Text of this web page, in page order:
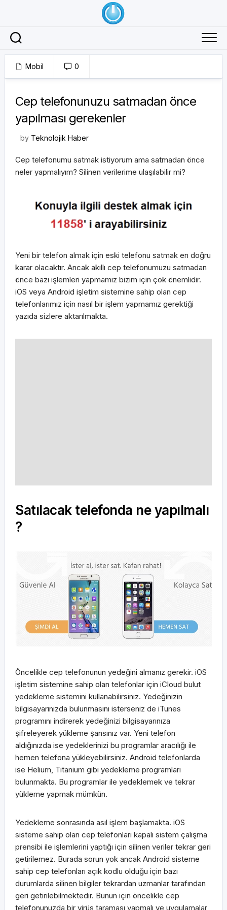
Mobil 0
Cep telefonunuzu satmadan önce
yapılması gerekenler
by Teknolojik Haber
Cep telefonumu satmak istiyorum ama satmadan önce
neler yapmalıyım? Silinen verilerime ulaşılabilir mi?
Yeni bir telefon almak için eski telefonu satmak en doğru
karar olacaktır. Ancak akıllı cep telefonumuzu satmadan
önce bazı işlemleri yapmamız bizim için çok önemlidir.
iOS veya Android işletim sistemine sahip olan cep
telefonlarımız için nasıl bir işlem yapmamız gerektiği
yazıda sizlere aktarılmakta.
Satılacak telefonda ne yapılmalı
?
Öncelikle cep telefonunun yedeğini almanız gerekir. iOS
işletim sistemine sahip olan telefonlar için iCloud bulut
yedekleme sistemini kullanabilirsiniz. Yedeğinizin
bilgisayarınızda bulunmasını isterseniz de iTunes
programını indirerek yedeğinizi bilgisayarınıza
şifreleyerek yükleme şansınız var. Yeni telefon
aldığınızda ise yedeklerinizi bu programlar aracılığı ile
hemen telefona yükleyebilirsiniz. Android telefonlarda
ise Helium, Titanium gibi yedekleme programları
bulunmakta. Bu programlar ile yedeklemek ve tekrar
yükleme yapmak mümkün.
Yedekleme sonrasında asıl işlem başlamakta. iOS
sisteme sahip olan cep telefonları kapalı sistem çalışma
prensibi ile işlemlerini yaptığı için silinen veriler tekrar geri
getirilemez. Burada sorun yok ancak Android sisteme
sahip cep telefonları açık kodlu olduğu için bazı
durumlarda silinen bilgiler tekrardan uzmanlar tarafından
geri getirilebilmektedir. Bunun için öncelikle cep
telefonunuzda bir virüs taraması yapmalı ve uygulamalar